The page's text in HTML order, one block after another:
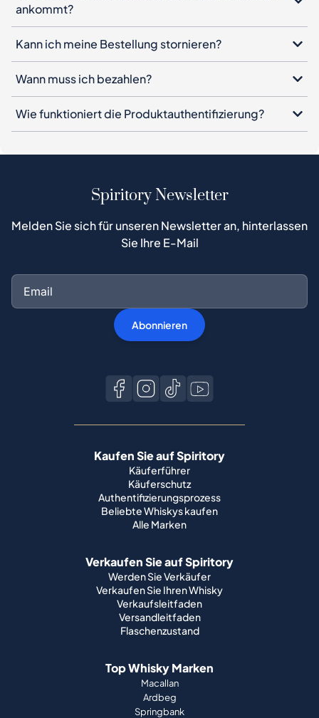
ankommt?
Kann ich meine Bestellung stornieren?
Wann muss ich bezahlen?
Wie funktioniert die Produktauthentifizierung?
Spiritory Newsletter
Melden Sie sich für unseren Newsletter an, hinterlassen
Sie Ihre E-Mail
Abonnieren
Kaufen Sie auf Spiritory
Käuferführer
Käuferschutz
Authentifizierungsprozess
Beliebte Whiskys kaufen
Alle Marken
Verkaufen Sie auf Spiritory
Werden Sie Verkäufer
Verkaufen Sie Ihren Whisky
Verkaufsleitfaden
Versandleitfaden
Flaschenzustand
Top Whisky Marken
Macallan
Ardbeg
Springbank